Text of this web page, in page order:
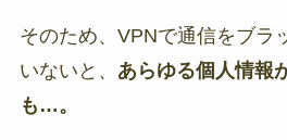
そのため、VPNで通信をブラ
いないと、 あらゆる個人情報
も…。